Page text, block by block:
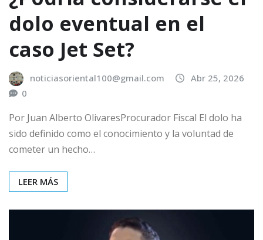
dolo eventual en el
caso Jet Set?
noticiasoriental100@gmail.com
Abr 25, 2026
0
Por Juan Alberto OlivaresProcurador Fiscal El dolo ha
sido definido como el conocimiento y la voluntad de
cometer un hecho…
LEER MÁS